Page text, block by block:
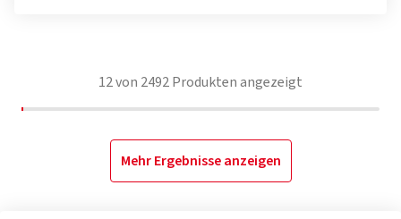
12von 2492Produkten angezeigt
Mehr Ergebnisse anzeigen